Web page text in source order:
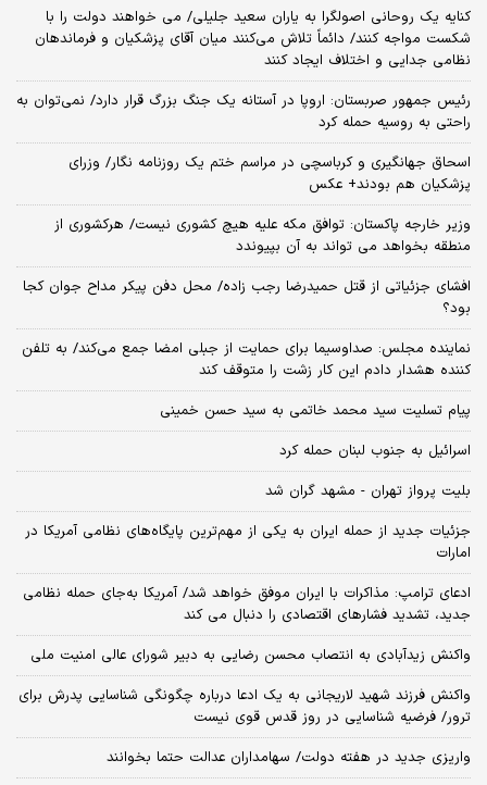
کنایه یک روحانی اصولگرا به یاران سعید جلیلی/ می خواهند دولت را با
شکست مواجه کنند/ دائماً تلاش می‌کنند میان آقای پزشکیان و فرماندهان
نظامی جدایی و اختلاف ایجاد کنند
رئیس جمهور صربستان: اروپا در آستانه یک جنگ بزرگ قرار دارد/ نمی‌توان به
راحتی به روسیه حمله کرد
اسحاق جهانگیری و کرباسچی در مراسم ختم یک روزنامه نگار/ وزرای
پزشکیان هم بودند+ عکس
وزیر خارجه پاکستان: توافق مکه علیه هیچ کشوری نیست/ هرکشوری از
منطقه بخواهد می تواند به آن بپیوندد
افشای جزئیاتی از قتل حمیدرضا رجب زاده/ محل دفن پیکر مداح جوان کجا
بود؟
نماینده مجلس: صداوسیما برای حمایت از جبلی امضا جمع می‌کند/ به تلفن
کننده هشدار دادم این کار زشت را متوقف کند
پیام تسلیت سید محمد خاتمی به سید حسن خمینی
اسرائیل به جنوب لبنان حمله کرد
بلیت پرواز تهران - مشهد گران شد
جزئیات جدید از حمله ایران به یکی از مهم‌ترین پایگاه‌های نظامی آمریکا در
امارات
ادعای ترامپ: مذاکرات با ایران موفق خواهد شد/ آمریکا به‌جای حمله نظامی
جدید، تشدید فشارهای اقتصادی را دنبال می کند
واکنش زیدآبادی به انتصاب محسن رضایی به دبیر شورای عالی امنیت ملی
واکنش فرزند شهید لاریجانی به یک ادعا درباره چگونگی شناسایی پدرش برای
ترور/ فرضیه شناسایی در روز قدس قوی نیست
واریزی جدید در هفته دولت/ سهامداران عدالت حتما بخوانند